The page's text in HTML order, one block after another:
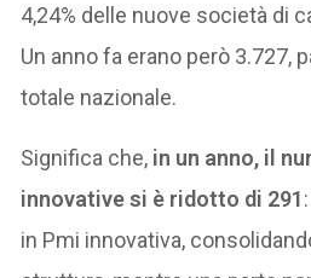
4,24% delle nuove società di
Un anno fa erano però 3.727,
totale nazionale.
Significa che, in un anno, il
innovative si è ridotto di 291
in Pmi innovativa,